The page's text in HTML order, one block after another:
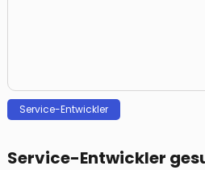
Service-Entwickler
Service-Entwickler